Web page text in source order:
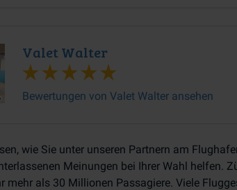
Valet Walter
Bewertungen von Valet Walter ansehen
wie Sie unter unseren Partnern am
Meinungen bei Ihrer Wahl helfen.
mehr als 30 Millionen Passagiere. Viele